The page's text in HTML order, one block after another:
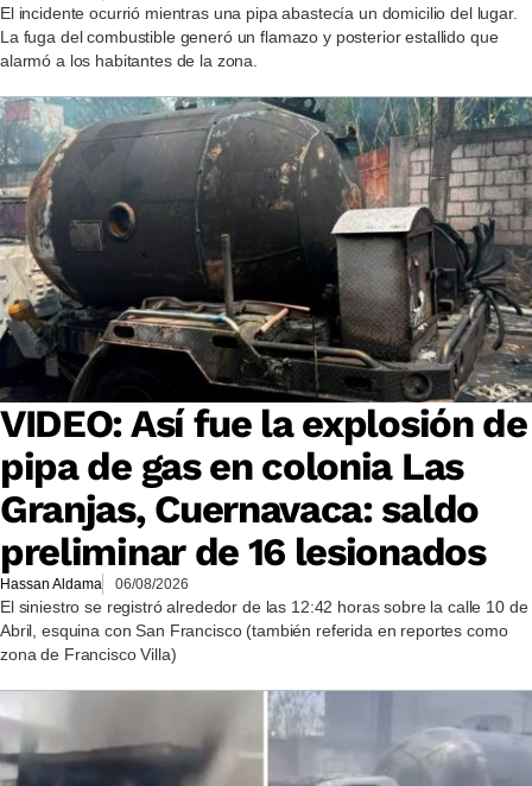
El incidente ocurrió mientras una pipa abastecía un domicilio del lugar.
La fuga del combustible generó un flamazo y posterior estallido que
alarmó a los habitantes de la zona.
VIDEO: Así fue la explosión de
pipa de gas en colonia Las
Granjas, Cuernavaca: saldo
preliminar de 16 lesionados
Hassan Aldama 06/08/2026
El siniestro se registró alrededor de las 12:42 horas sobre la calle 10 de
Abril, esquina con San Francisco (también referida en reportes como
zona de Francisco Villa)